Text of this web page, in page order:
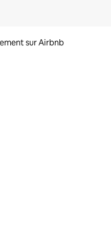
sur Airbnb